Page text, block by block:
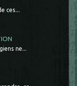
ces...
ne...